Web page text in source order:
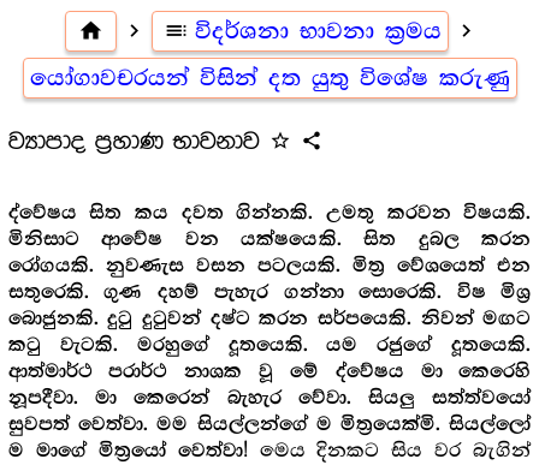
home navigate_next toc විදර්ශනා භාවනා ක්‍රමය navigate_next
යෝගාවචරයන් විසින් දත යුතු විශේෂ කරුණු
ව්‍යාපාද ප්‍රහාණ භාවනාව star_outline share
ද්වේෂය සිත කය දවත ගින්නකි. උමතු කරවන විෂයකි.
මිනිසාට ආවේෂ වන යක්ෂයෙකි. සිත දුබල කරන
රෝගයකි. නුවණැස වසන පටලයකි. මිත්‍ර වේශයෙත් එන
සතුරෙකි. ගුණ දහම් පැහැර ගන්නා සොරෙකි. විෂ මිශ්‍ර
බොජුනකි. දුටු දුටුවන් දෂ්ට කරන සර්පයෙකි. නිවන් මඟට
කටු වැටකි. මරහුගේ දූතයෙකි. යම රජුගේ දූතයෙකි.
ආත්මාර්ථ පරාර්ථ නාශක වූ මේ ද්වේෂය මා කෙරෙහි
නූපදීවා. මා කෙරෙන් බැහැර වේවා. සියලු සත්ත්වයෝ
සුවපත් වෙත්වා. මම සියල්ලන්ගේ ම මිත්‍රයෙක්මි. සියල්ලෝ
ම මාගේ මිත්‍රයෝ වෙත්වා!මෙය දිනකට සිය වර බැගින්